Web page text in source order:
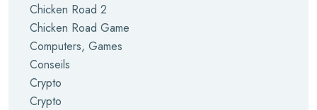
Chicken Road 2
Chicken Road Game
Computers, Games
Conseils
Crypto
Crypto